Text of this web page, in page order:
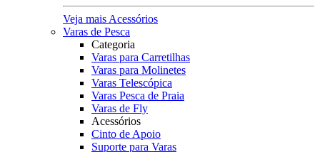
Veja mais Acessórios
Varas de Pesca
Categoria
Varas para Carretilhas
Varas para Molinetes
Varas Telescópica
Varas Pesca de Praia
Varas de Fly
Acessórios
Cinto de Apoio
Suporte para Varas